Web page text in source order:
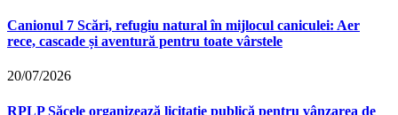
Canionul 7 Scări, refugiu natural în mijlocul caniculei: Aer
rece, cascade și aventură pentru toate vârstele
20/07/2026
RPLP Săcele organizează licitație publică pentru vânzarea de